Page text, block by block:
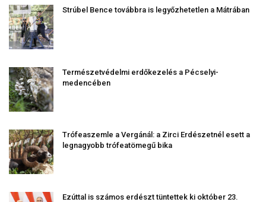
Strúbel Bence továbbra is legyőzhetetlen a Mátrában
Természetvédelmi erdőkezelés a Pécselyi-
medencében
Trófeaszemle a Vergánál: a Zirci Erdészetnél esett a
legnagyobb trófeatömegű bika
Ezúttal is számos erdészt tüntettek ki október 23.